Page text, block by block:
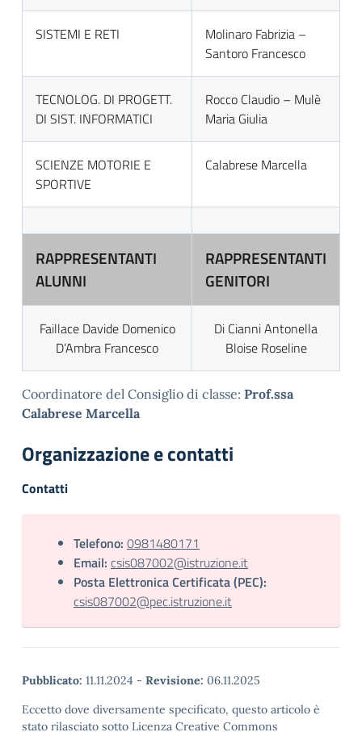
SISTEMI E RETI
Molinaro Fabrizia –
Santoro Francesco
TECNOLOG. DI PROGETT.
DI SIST. INFORMATICI
Rocco Claudio – Mulè
Maria Giulia
SCIENZE MOTORIE E
SPORTIVE
Calabrese Marcella
RAPPRESENTANTI
ALUNNI
RAPPRESENTANTI
GENITORI
Faillace Davide Domenico
D’Ambra Francesco
Di Cianni Antonella
Bloise Roseline
Coordinatore del Consiglio di classe: Prof.ssa
Calabrese Marcella
Organizzazione e contatti
Contatti
Telefono: 0981480171
Email: csis087002@istruzione.it
Posta Elettronica Certificata (PEC):
csis087002@pec.istruzione.it
Pubblicato: 11.11.2024 - Revisione: 06.11.2025
Eccetto dove diversamente specificato, questo articolo è
stato rilasciato sotto Licenza Creative Commons